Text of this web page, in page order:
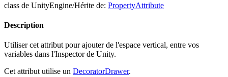
class de UnityEngine/Hérite de: PropertyAttribute
Description
Utiliser cet attribut pour ajouter de l'espace vertical, entre vos
variables dans l'Inspector de Unity.
Cet attribut utilise un DecoratorDrawer.